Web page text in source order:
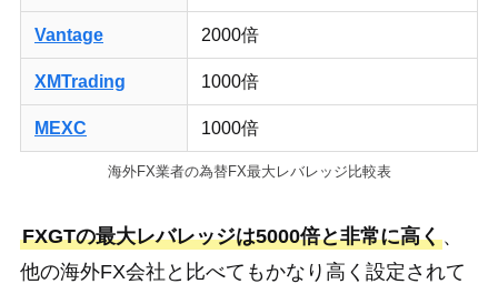
Vantage 2000倍
XMTrading 1000倍
MEXC 1000倍
海外FX業者の為替FX最大レバレッジ比較表
FXGTの最大レバレッジは5000倍と非常に高く、
他の海外FX会社と比べてもかなり高く設定されて